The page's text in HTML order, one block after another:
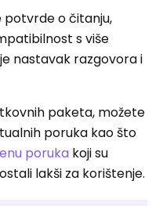
potvrde o čitanju,
s više
nastavak razgovora i
paketa, možete
poruka kao što
poruka koji su
lakši za korištenje.